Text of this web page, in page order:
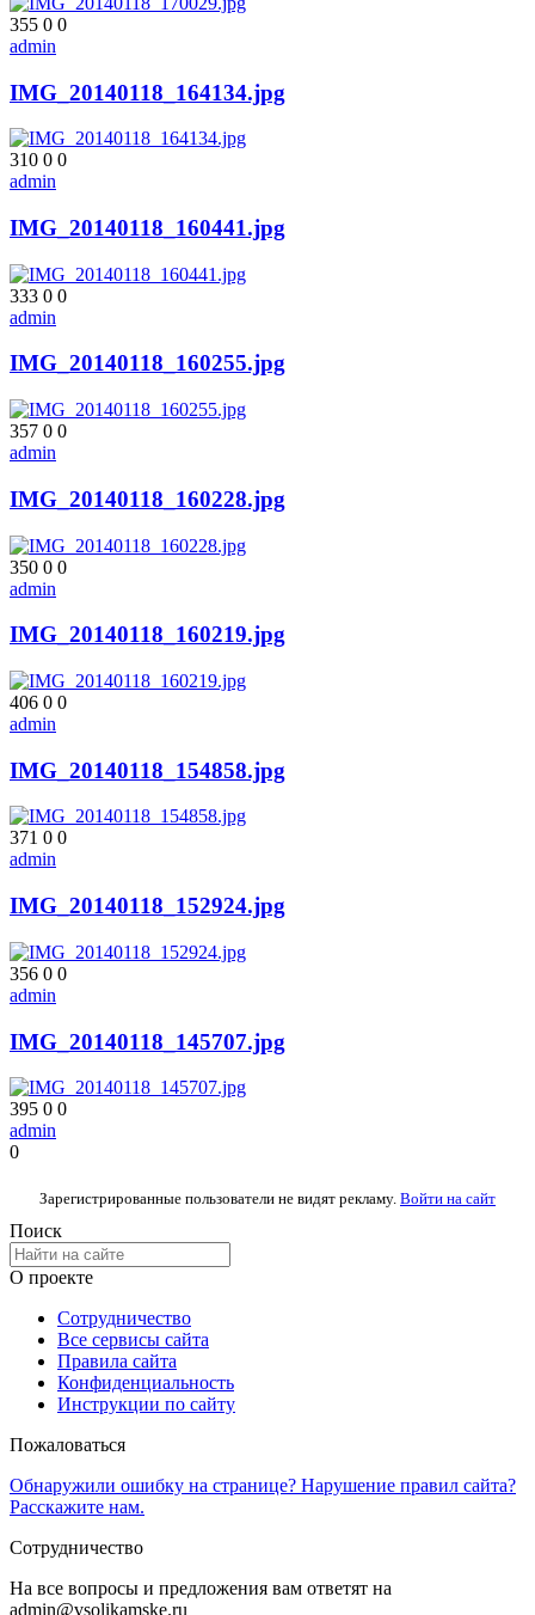
355 0 0
admin
IMG_20140118_164134.jpg
310 0 0
admin
IMG_20140118_160441.jpg
333 0 0
admin
IMG_20140118_160255.jpg
357 0 0
admin
IMG_20140118_160228.jpg
350 0 0
admin
IMG_20140118_160219.jpg
406 0 0
admin
IMG_20140118_154858.jpg
371 0 0
admin
IMG_20140118_152924.jpg
356 0 0
admin
IMG_20140118_145707.jpg
395 0 0
admin
0
Зарегистрированные пользователи не видят рекламу. Войти на сайт
Поиск
О проекте
Сотрудничество
Все сервисы сайта
Правила сайта
Конфиденциальность
Инструкции по сайту
Пожаловаться
Обнаружили ошибку на странице? Нарушение правил сайта?
Расскажите нам.
Сотрудничество
На все вопросы и предложения вам ответят на
admin@vsolikamske.ru